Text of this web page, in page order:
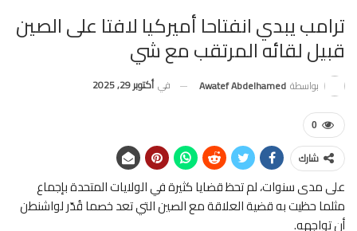
ترامب يبدي انفتاحا أميركيا لافتا على الصين
قبيل لقائه المرتقب مع شي
بواسطة Awatef Abdelhamed في أكتوبر 29, 2025
0
شارك
على مدى سنوات، لم تحظ قضايا كثيرة في الولايات المتحدة بإجماع
مثلما حظيت به قضية العلاقة مع الصين التي تعد خصما قُدّر لواشنطن
أن تواجهه.